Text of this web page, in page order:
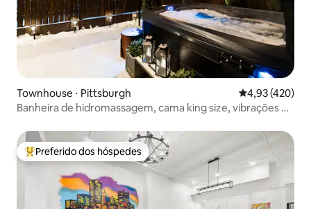
Townhouse ⋅ Pittsburgh 4,93 de uma
4,93 (420)
Banheira de hidromassagem, cama king size, vibrações de
Entre os melhores preferidos dos hóspedes
Preferido dos hóspedes